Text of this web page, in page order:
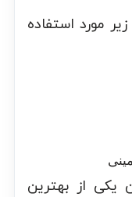
مورد استفاده
یکی از بهترین